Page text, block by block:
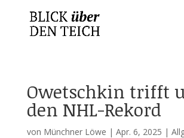
Owetschkin trifft
den NHL-Rekord
von Münchner Löwe | Apr. 6, 2025 |